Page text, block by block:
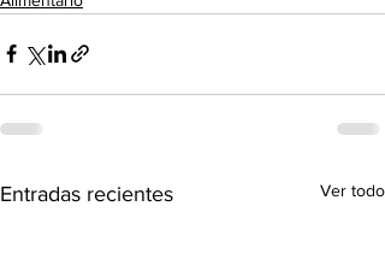
Entradas recientes Ver todo